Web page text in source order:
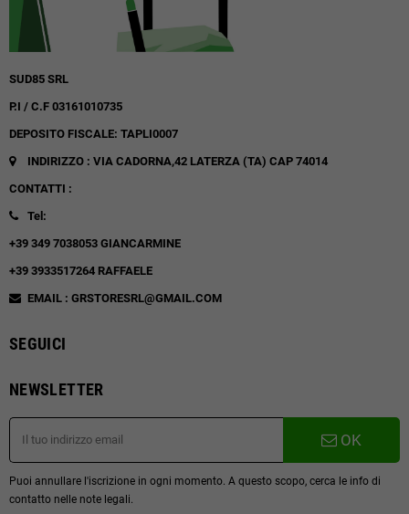
SUD85 SRL
P.I / C.F 03161010735
DEPOSITO FISCALE: TAPLI0007
INDIRIZZO : VIA CADORNA,42 LATERZA (TA) CAP 74014
CONTATTI :
Tel:
+39 349 7038053 GIANCARMINE
+39 3933517264 RAFFAELE
EMAIL : GRSTORESRL@GMAIL.COM
SEGUICI
NEWSLETTER
OK
Puoi annullare l'iscrizione in ogni momento. A questo scopo, cerca le info di
contatto nelle note legali.